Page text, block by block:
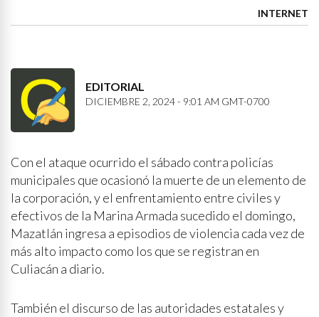
INTERNET
EDITORIAL
DICIEMBRE 2, 2024 - 9:01 AM GMT-0700
Con el ataque ocurrido el sábado contra policías
municipales que ocasionó la muerte de un elemento de
la corporación, y el enfrentamiento entre civiles y
efectivos de la Marina Armada sucedido el domingo,
Mazatlán ingresa a episodios de violencia cada vez de
más alto impacto como los que se registran en
Culiacán a diario.
También el discurso de las autoridades estatales y